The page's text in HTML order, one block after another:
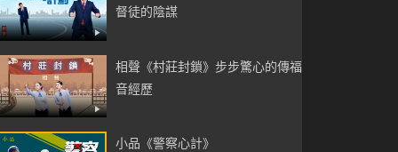
督徒的陰謀
相聲《村莊封鎖》步步驚心的傳福
音經歷
小品《警察心計》